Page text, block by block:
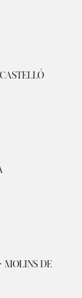
MOLINS DE